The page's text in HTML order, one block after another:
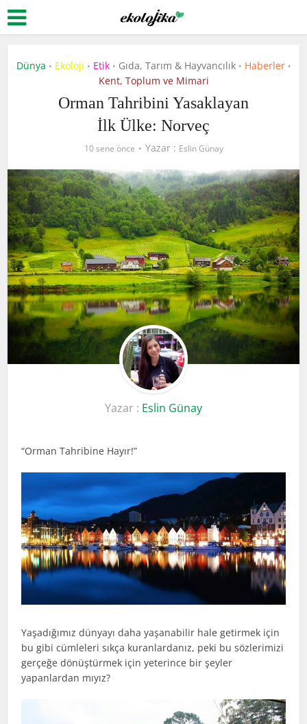
Dünya • Ekoloji • Etik • Gıda, Tarım & Hayvancılık • Haberler •
Kent, Toplum ve Mimari
Orman Tahribini Yasaklayan
İlk Ülke: Norveç
10 sene önce Yazar : Eslin Günay
Yazar : Eslin Günay
“Orman Tahribine Hayır!”
Yaşadığımız dünyayı daha yaşanabilir hale getirmek için
bu gibi cümleleri sıkça kuranlardanız, peki bu sözlerimizi
gerçeğe dönüştürmek için yeterince bir şeyler
yapanlardan mıyız?